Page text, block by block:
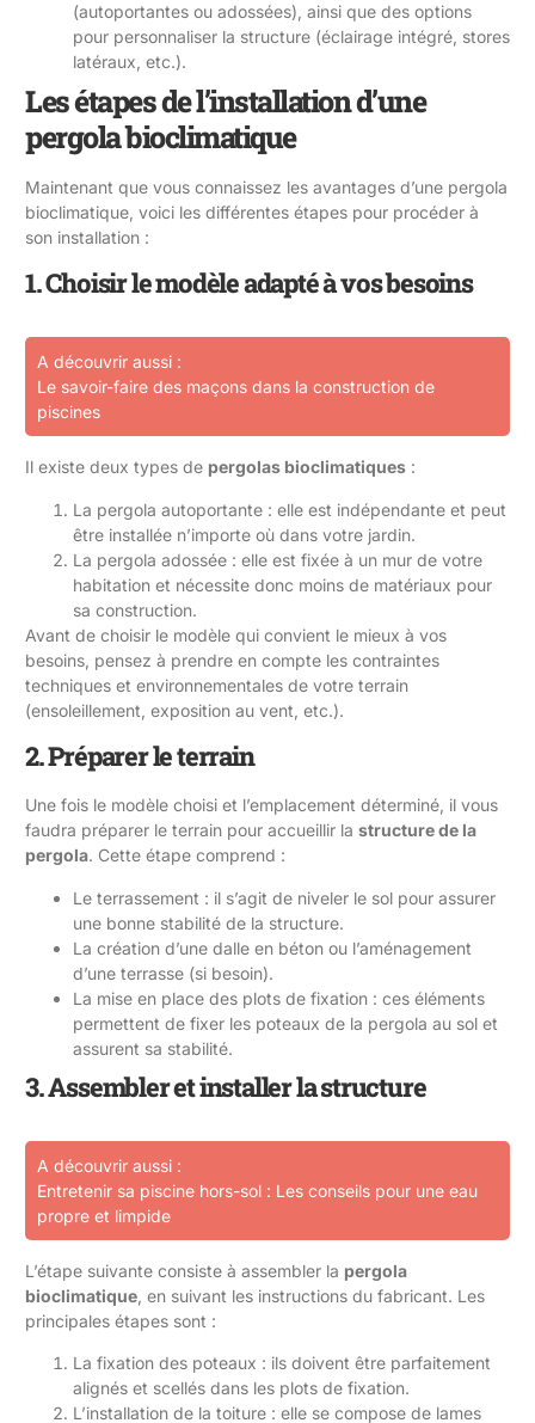
(autoportantes ou adossées), ainsi que des options
pour personnaliser la structure (éclairage intégré, stores
latéraux, etc.).
Les étapes de l’installation d’une
pergola bioclimatique
Maintenant que vous connaissez les avantages d’une pergola
bioclimatique, voici les différentes étapes pour procéder à
son installation :
1. Choisir le modèle adapté à vos besoins
A découvrir aussi :
Le savoir-faire des maçons dans la construction de
piscines
Il existe deux types de pergolas bioclimatiques :
La pergola autoportante : elle est indépendante et peut
être installée n’importe où dans votre jardin.
La pergola adossée : elle est fixée à un mur de votre
habitation et nécessite donc moins de matériaux pour
sa construction.
Avant de choisir le modèle qui convient le mieux à vos
besoins, pensez à prendre en compte les contraintes
techniques et environnementales de votre terrain
(ensoleillement, exposition au vent, etc.).
2. Préparer le terrain
Une fois le modèle choisi et l’emplacement déterminé, il vous
faudra préparer le terrain pour accueillir la structure de la
pergola. Cette étape comprend :
Le terrassement : il s’agit de niveler le sol pour assurer
une bonne stabilité de la structure.
La création d’une dalle en béton ou l’aménagement
d’une terrasse (si besoin).
La mise en place des plots de fixation : ces éléments
permettent de fixer les poteaux de la pergola au sol et
assurent sa stabilité.
3. Assembler et installer la structure
A découvrir aussi :
Entretenir sa piscine hors-sol : Les conseils pour une eau
propre et limpide
L’étape suivante consiste à assembler la pergola
bioclimatique , en suivant les instructions du fabricant. Les
principales étapes sont :
La fixation des poteaux : ils doivent être parfaitement
alignés et scellés dans les plots de fixation.
L’installation de la toiture : elle se compose de lames